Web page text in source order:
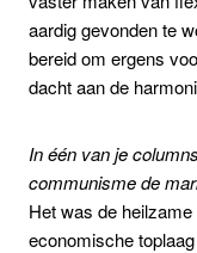
aardig gevonden te
bereid om ergens
dacht aan de
In één van je
communisme de
Het was de
economische